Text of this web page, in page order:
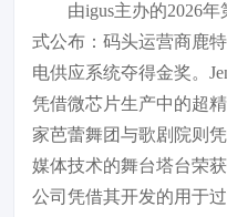
由igus主办的2026
式公布：码头运营商鹿
电供应系统夺得金奖。
凭借微芯片生产中的超
家芭蕾舞团与歌剧院则
媒体技术的舞台塔台荣
公司凭借其开发的用于